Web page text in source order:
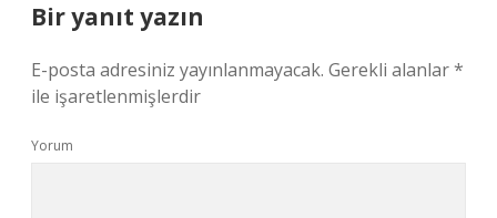
Bir yanıt yazın
E-posta adresiniz yayınlanmayacak. Gerekli alanlar*
ile işaretlenmişlerdir
Yorum